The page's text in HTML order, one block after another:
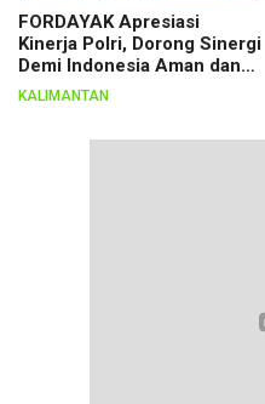
FORDAYAK Apresiasi
Kinerja Polri, Dorong Sinergi
Demi Indonesia Aman dan
Berkeadilan
KALIMANTAN